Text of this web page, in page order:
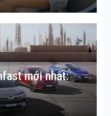
mới nhất: